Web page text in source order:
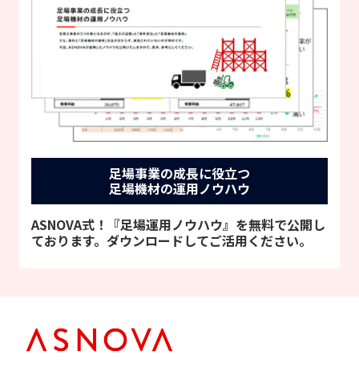
足場事業の成長に役立つ
足場機材の運用ノウハウ
ASNOVA式！『足場運用ノウハウ』を無料で公開し
ております。ダウンロードしてご活用ください。